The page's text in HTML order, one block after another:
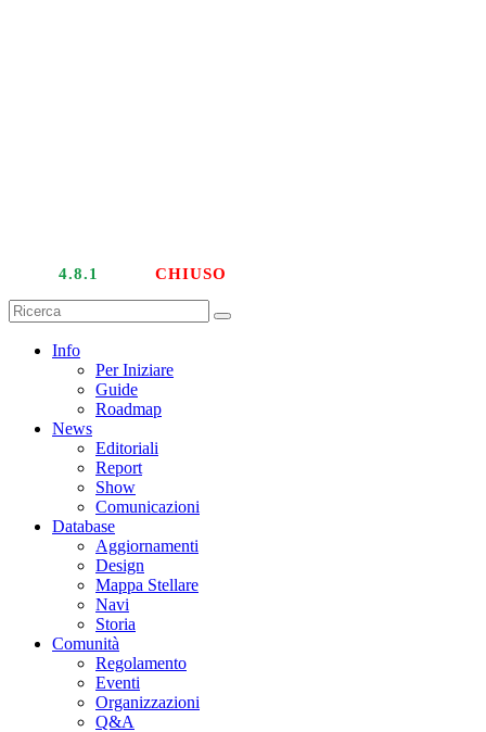
4.8.1 CHIUSO
Info
Per Iniziare
Guide
Roadmap
News
Editoriali
Report
Show
Comunicazioni
Database
Aggiornamenti
Design
Mappa Stellare
Navi
Storia
Comunità
Regolamento
Eventi
Organizzazioni
Q&A